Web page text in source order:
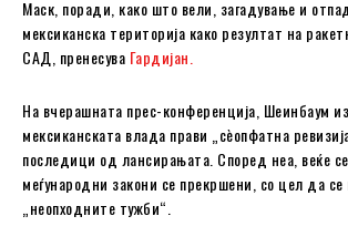
Маск, поради, како што вели, загадување и
мексиканска територија како резултат на
САД, пренесува Гардијан.
На вчерашната прес-конференција, Шеинбаум
мексиканската влада прави „сѐопфатна
последици од лансирањата. Според неа, веќе
меѓународни закони се прекршени, со цел да се
„неопходните тужби“.